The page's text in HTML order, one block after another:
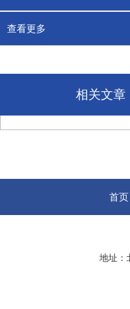
查看更多
相关文章
首页
地址：